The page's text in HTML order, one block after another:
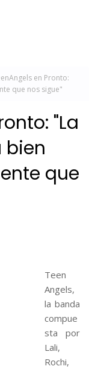
en Pronto:
que nos sigue"
"La
bien
que
Teen
Angels,
la banda
compue
sta por
Lali,
Rochi,